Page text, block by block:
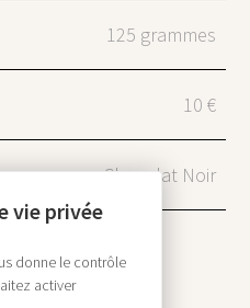
125 grammes
10 €
Chocolat Noir
donne le contrôle
activer